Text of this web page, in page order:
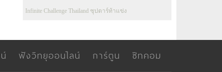
Infinite Challenge Thailand ซุปตาร์ท้าแข่ง
ฟังวิทยุออนไลน์ การ์ตูน ซิทคอม